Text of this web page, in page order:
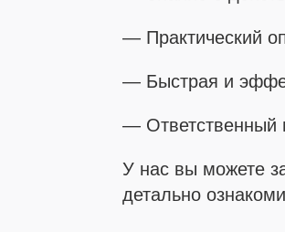
— Практический
— Быстрая и
— Ответственный
У нас вы можете
детально